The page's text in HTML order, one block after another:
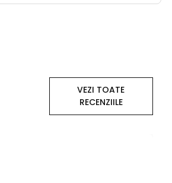
VEZI TOATE
RECENZIILE